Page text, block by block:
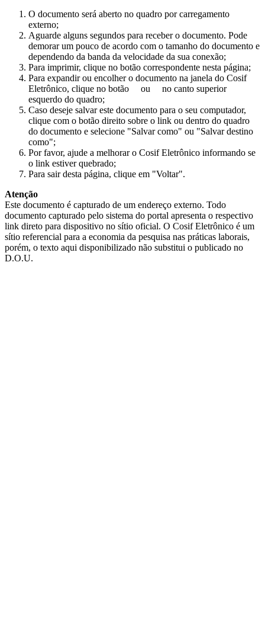
O documento será aberto no quadro por carregamento
externo;
Aguarde alguns segundos para receber o documento. Pode
demorar um pouco de acordo com o tamanho do documento e
dependendo da banda da velocidade da sua conexão;
Para imprimir, clique no botão correspondente nesta página;
Para expandir ou encolher o documento na janela do Cosif
Eletrônico, clique no botão
ou
no canto superior
esquerdo do quadro;
Caso deseje salvar este documento para o seu computador,
clique com o botão direito sobre o link ou dentro do quadro
do documento e selecione "Salvar como" ou "Salvar destino
como";
Por favor, ajude a melhorar o Cosif Eletrônico informando se
o link estiver quebrado;
Para sair desta página, clique em "Voltar".
Atenção
Este documento é capturado de um endereço externo. Todo
documento capturado pelo sistema do portal apresenta o respectivo
link direto para dispositivo no sítio oficial. O Cosif Eletrônico é um
sítio referencial para a economia da pesquisa nas práticas laborais,
porém, o texto aqui disponibilizado não substitui o publicado no
D.O.U.